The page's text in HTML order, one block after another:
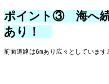
ポイント③ 海へ続
あり！
前面道路は6mあり広々としていま